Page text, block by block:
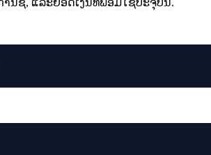
ນຊື້, ແລະຍອດເງິນທີ່ພ້ອມໃຊ້ປະຈຸບັນ.